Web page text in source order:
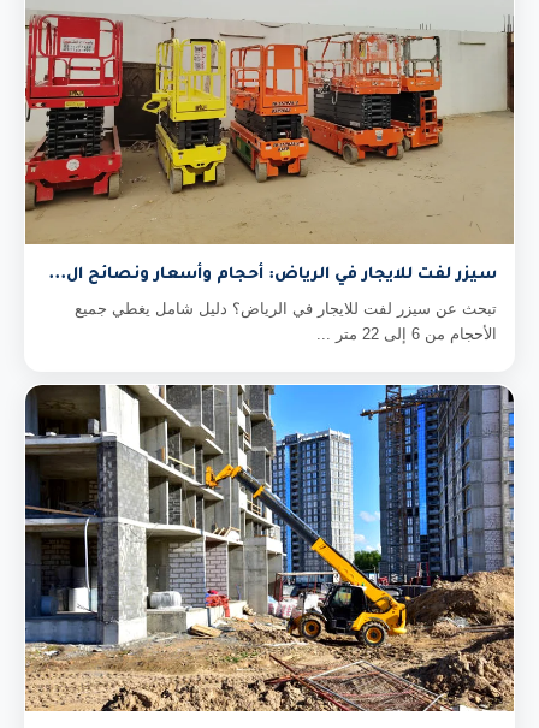
سيزر لفت للايجار في الرياض: أحجام وأسعار ونصائح ال...
تبحث عن سيزر لفت للايجار في الرياض؟ دليل شامل يغطي جميع
الأحجام من 6 إلى 22 متر ...